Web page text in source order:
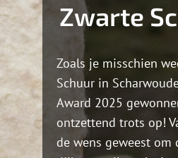
Zwarte
Zoals je misschien
Schuur in
Award 2025
ontzettend trots op!
de wens geweest om